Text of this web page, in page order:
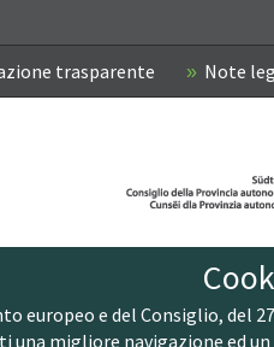
trasparente Note
europeo e del Consiglio,
una migliore navigazione ed